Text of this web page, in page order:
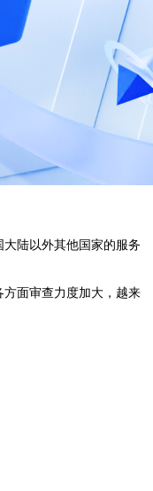
陆以外其他国家的服务
面审查力度加大，越来